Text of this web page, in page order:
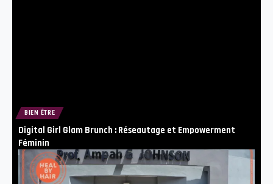
BIEN ÊTRE
Digital Girl Glam Brunch : Réseautage et Empowerment
Féminin